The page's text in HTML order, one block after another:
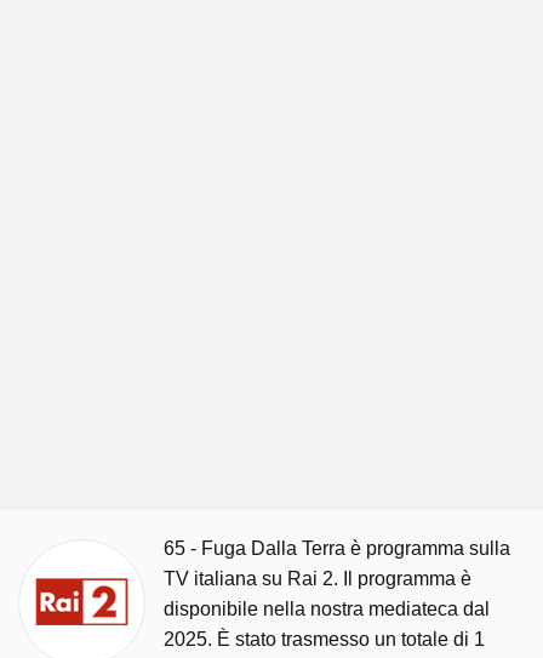
65 - Fuga Dalla Terra è programma sulla
TV italiana su Rai 2. Il programma è
disponibile nella nostra mediateca dal
2025. È stato trasmesso un totale di 1